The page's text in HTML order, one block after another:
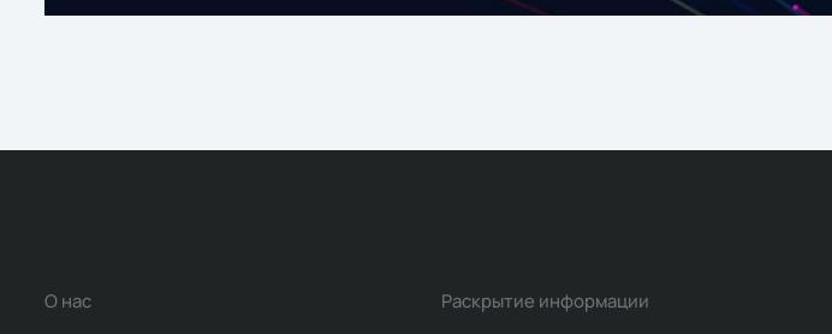
О нас
Раскрытие информации